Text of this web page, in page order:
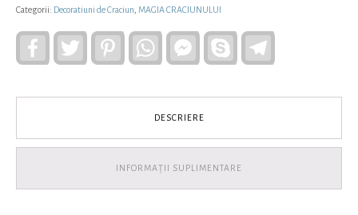
maron
mate
Categorii: Decoratiuni de Craciun MAGIA CRACIUNULUI
FacebookTwitter PinterestWhatsAppFacebook
Messenger
Skype
DESCRIERE
INFORMAȚII SUPLIMENTARE